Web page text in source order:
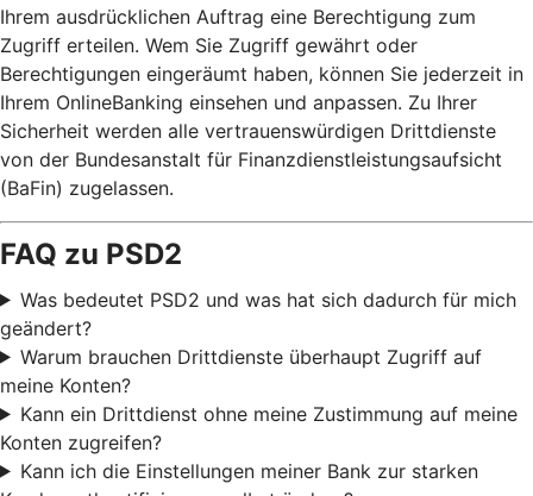
Ihrem ausdrücklichen Auftrag eine Berechtigung zum
Zugriff erteilen. Wem Sie Zugriff gewährt oder
Berechtigungen eingeräumt haben, können Sie jederzeit in
Ihrem OnlineBanking einsehen und anpassen. Zu Ihrer
Sicherheit werden alle vertrauenswürdigen Drittdienste
von der Bundesanstalt für Finanzdienstleistungsaufsicht
(BaFin) zugelassen.
FAQ zu PSD2
Was bedeutet PSD2 und was hat sich dadurch für mich
geändert?
Warum brauchen Drittdienste überhaupt Zugriff auf
meine Konten?
Kann ein Drittdienst ohne meine Zustimmung auf meine
Konten zugreifen?
Kann ich die Einstellungen meiner Bank zur starken